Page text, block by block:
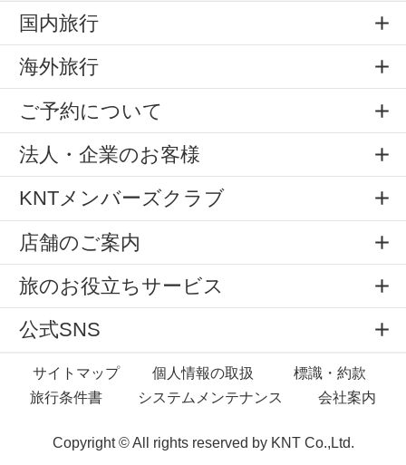
国内旅行
海外旅行
ご予約について
法人・企業のお客様
KNTメンバーズクラブ
店舗のご案内
旅のお役立ちサービス
公式SNS
サイトマップ 個人情報の取扱
標識・約款
旅行条件書
システムメンテナンス 会社案内
Copyright © All rights reserved by KNT Co.,Ltd.